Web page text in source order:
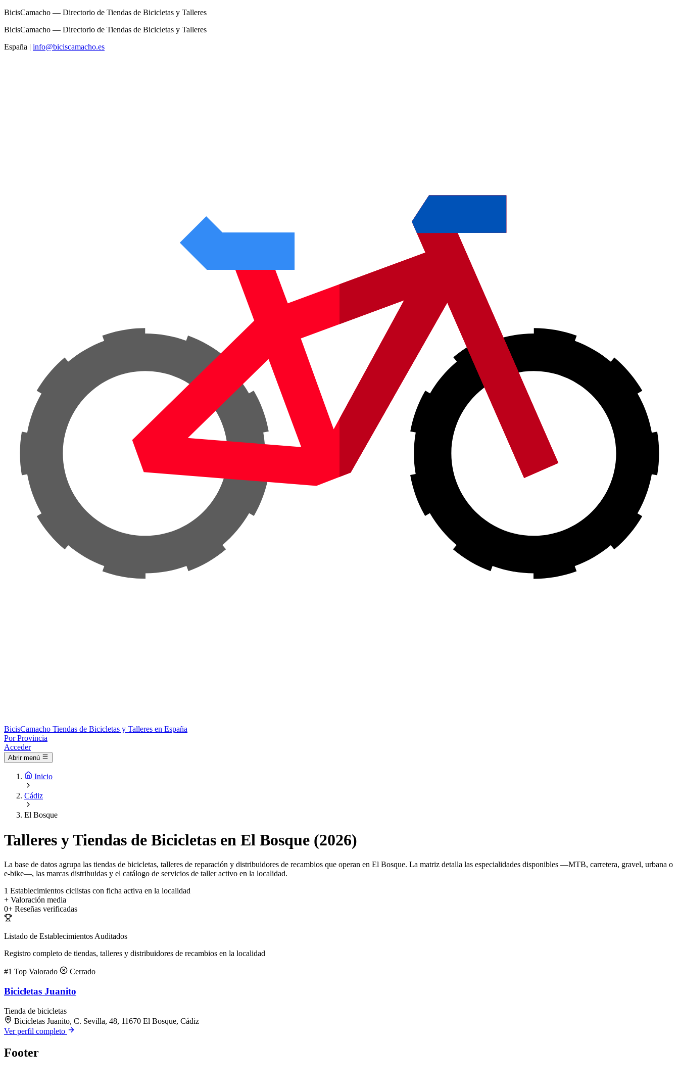
BicisCamacho — Directorio de Tiendas de Bicicletas y Talleres
BicisCamacho — Directorio de Tiendas de Bicicletas y Talleres
España | info@biciscamacho.es
BicisCamacho Tiendas de Bicicletas y Talleres en España
Por Provincia
Acceder
Abrir menú
Inicio
Cádiz
El Bosque
Talleres y Tiendas de Bicicletas en El Bosque (2026)
La base de datos agrupa las tiendas de bicicletas, talleres de reparación y distribuidores de recambios que operan en El Bosque. La matriz detalla las especialidades disponibles —MTB, carretera, gravel, urbana o
e-bike—, las marcas distribuidas y el catálogo de servicios de taller activo en la localidad.
1 Establecimientos ciclistas con ficha activa en la localidad
+ Valoración media
0+ Reseñas verificadas
Listado de Establecimientos Auditados
Registro completo de tiendas, talleres y distribuidores de recambios en la localidad
#1 Top Valorado Cerrado
Bicicletas Juanito
Tienda de bicicletas
Bicicletas Juanito, C. Sevilla, 48, 11670 El Bosque, Cádiz
Ver perfil completo
Footer